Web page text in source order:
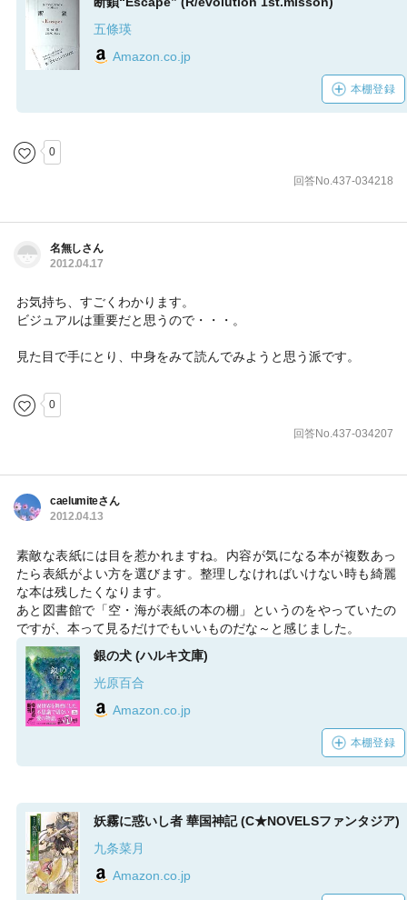
五條瑛
Amazon.co.jp
本棚登録
0
回答No.437-034218
名無しさん
2012.04.17
お気持ち、すごくわかります。
ビジュアルは重要だと思うので・・・。
見た目で手にとり、中身をみて読んでみようと思う派です。
0
回答No.437-034207
caelumiteさん
2012.04.13
素敵な表紙には目を惹かれますね。内容が気になる本が複数あっ
たら表紙がよい方を選びます。整理しなければいけない時も綺麗
な本は残したくなります。
あと図書館で「空・海が表紙の本の棚」というのをやっていたの
ですが、本って見るだけでもいいものだな～と感じました。
銀の犬 (ハルキ文庫)
光原百合
Amazon.co.jp
本棚登録
妖霧に惑いし者 華国神記 (C★NOVELSファンタジア)
九条菜月
Amazon.co.jp